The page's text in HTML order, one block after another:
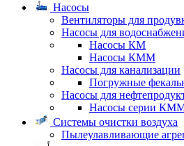
Насосы
Вентиляторы для
Насосы для
Насосы КМ
Насосы КММ
Насосы для канализации
Погружные
Насосы для
Насосы серии
Системы очистки воздуха
Пылеулавливающие